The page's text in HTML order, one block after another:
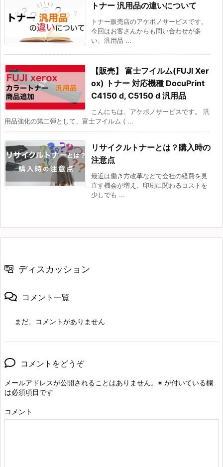
トナー 汎用品の違いについて
トナー販売店のアケボノサービスです。
今回はお客さんからも問い合わせが多
い、汎用品 ...
【販売】 富士フイルム(FUJI Xer
ox) トナー 対応機種 DocuPrint
C4150 d, C5150 d 汎用品
こんにちは、アケボノサービスです。 汎
用品強化の第二弾として、富士フイルム ( ...
リサイクルトナーとは？購入時の
注意点
最近は働き方改革などで会社の経費を見
直す機会が増え、印刷に関わるコストを
少しでも ...
ディスカッション
コメント一覧
まだ、コメントがありません
コメントをどうぞ
メールアドレスが公開されることはありません。 ※ が付いている欄
は必須項目です
コメント